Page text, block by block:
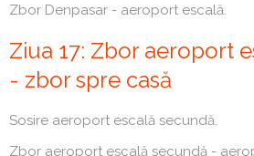
Zbor Denpasar - aeroport escală.
Ziua 17: Zbor aeroport
- zbor spre casă
Sosire aeroport escală secundă.
Zbor aeroport escală secundă -